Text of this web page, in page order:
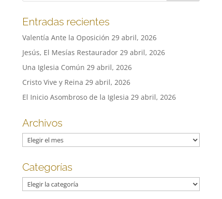
Entradas recientes
Valentía Ante la Oposición 29 abril, 2026
Jesús, El Mesías Restaurador 29 abril, 2026
Una Iglesia Común 29 abril, 2026
Cristo Vive y Reina 29 abril, 2026
El Inicio Asombroso de la Iglesia 29 abril, 2026
Archivos
Archivos
Categorías
Categorías